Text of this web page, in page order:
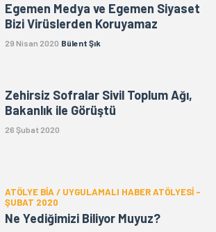
Egemen Medya ve Egemen Siyaset
Bizi Virüslerden Koruyamaz
29 Nisan 2020 Bülent Şık
Zehirsiz Sofralar Sivil Toplum Ağı,
Bakanlık ile Görüştü
26 Şubat 2020
ATÖLYE BİA / UYGULAMALI HABER ATÖLYESİ -
ŞUBAT 2020
Ne Yediğimizi Biliyor Muyuz?